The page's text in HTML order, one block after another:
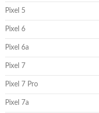
Pixel 5
Pixel 6
Pixel 6a
Pixel 7
Pixel 7 Pro
Pixel 7a